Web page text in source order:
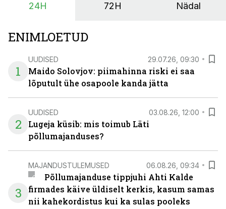
24H 72H Nädal
ENIMLOETUD
1
UUDISED 29.07.26, 09:30
Maido Solovjov: piimahinna riski ei saa
lõputult ühe osapoole kanda jätta
2
UUDISED 03.08.26, 12:00
Lugeja küsib: mis toimub Läti
põllumajanduses?
3
MAJANDUSTULEMUSED 06.08.26, 09:34
Põllumajanduse tippjuhi Ahti Kalde
firmades käive üldiselt kerkis, kasum samas
nii kahekordistus kui ka sulas pooleks